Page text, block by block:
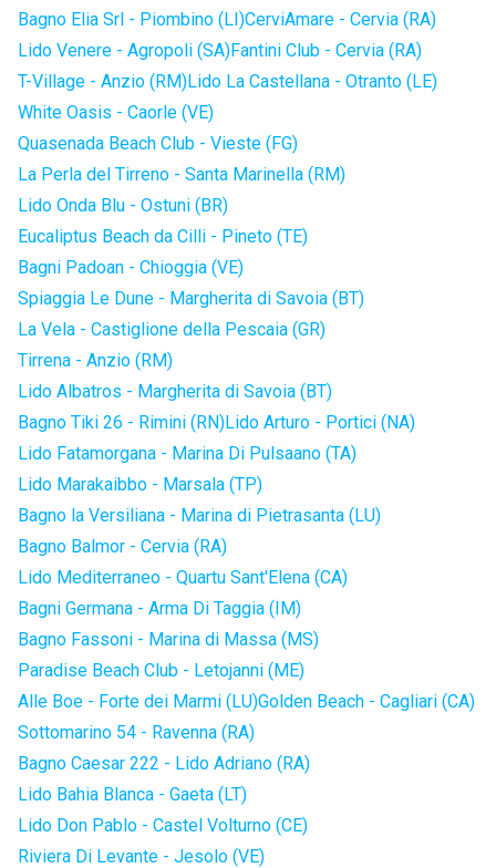
Bagno Elia Srl - Piombino (LI)CerviAmare - Cervia (RA)
Lido Venere - Agropoli (SA)Fantini Club - Cervia (RA)
T-Village - Anzio (RM)Lido La Castellana - Otranto (LE)
White Oasis - Caorle (VE)
Quasenada Beach Club - Vieste (FG)
La Perla del Tirreno - Santa Marinella (RM)
Lido Onda Blu - Ostuni (BR)
Eucaliptus Beach da Cilli - Pineto (TE)
Bagni Padoan - Chioggia (VE)
Spiaggia Le Dune - Margherita di Savoia (BT)
La Vela - Castiglione della Pescaia (GR)
Tirrena - Anzio (RM)
Lido Albatros - Margherita di Savoia (BT)
Bagno Tiki 26 - Rimini (RN)Lido Arturo - Portici (NA)
Lido Fatamorgana - Marina Di Pulsaano (TA)
Lido Marakaibbo - Marsala (TP)
Bagno la Versiliana - Marina di Pietrasanta (LU)
Bagno Balmor - Cervia (RA)
Lido Mediterraneo - Quartu Sant'Elena (CA)
Bagni Germana - Arma Di Taggia (IM)
Bagno Fassoni - Marina di Massa (MS)
Paradise Beach Club - Letojanni (ME)
Alle Boe - Forte dei Marmi (LU)Golden Beach - Cagliari (CA)
Sottomarino 54 - Ravenna (RA)
Bagno Caesar 222 - Lido Adriano (RA)
Lido Bahia Blanca - Gaeta (LT)
Lido Don Pablo - Castel Volturno (CE)
Riviera Di Levante - Jesolo (VE)